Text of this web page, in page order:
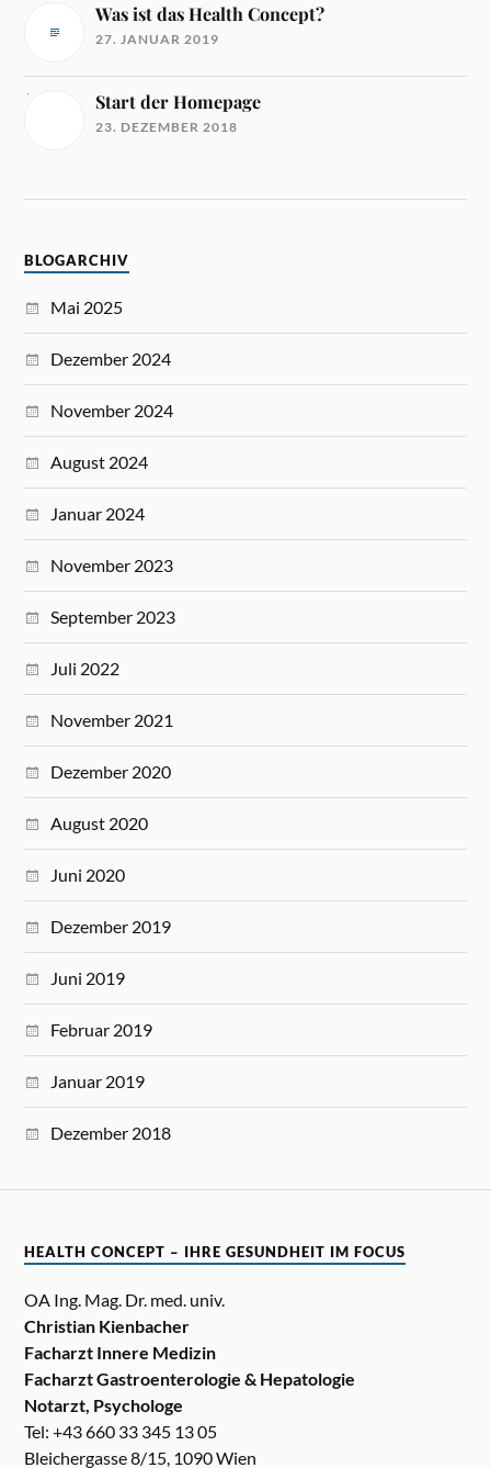
Was ist das Health Concept?
27. JANUAR 2019
Start der Homepage
23. DEZEMBER 2018
BLOGARCHIV
Mai 2025
Dezember 2024
November 2024
August 2024
Januar 2024
November 2023
September 2023
Juli 2022
November 2021
Dezember 2020
August 2020
Juni 2020
Dezember 2019
Juni 2019
Februar 2019
Januar 2019
Dezember 2018
HEALTH CONCEPT – IHRE GESUNDHEIT IM FOCUS
OA Ing. Mag. Dr. med. univ.
Christian Kienbacher
Facharzt Innere Medizin
Facharzt Gastroenterologie & Hepatologie
Notarzt, Psychologe
Tel: +43 660 33 345 13 05
Bleichergasse 8/15, 1090 Wien